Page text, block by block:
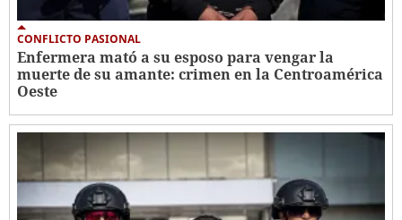
CONFLICTO PASIONAL
Enfermera mató a su esposo para vengar la
muerte de su amante: crimen en la Centroamérica
Oeste